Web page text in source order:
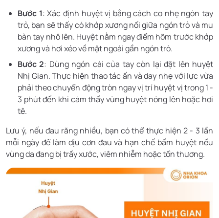
Bước 1: Xác định huyệt vị bằng cách co nhẹ ngón tay
trỏ, bạn sẽ thấy có khớp xương nối giữa ngón trỏ và mu
bàn tay nhô lên. Huyệt nằm ngay điểm hõm trước khớp
xương và hơi xéo về mặt ngoài gần ngón trỏ.
Bước 2: Dùng ngón cái của tay còn lại đặt lên huyệt
Nhị Gian. Thực hiện thao tác ấn và day nhẹ với lực vừa
phải theo chuyển động tròn ngay vị trí huyệt vị trong 1 -
3 phút đến khi cảm thấy vùng huyệt nóng lên hoặc hơi
tê.
Lưu ý, nếu đau răng nhiều, bạn có thể thực hiện 2 - 3 lần
mỗi ngày để làm dịu cơn đau và hạn chế bấm huyệt nếu
vùng da đang bị trầy xước, viêm nhiễm hoặc tổn thương.